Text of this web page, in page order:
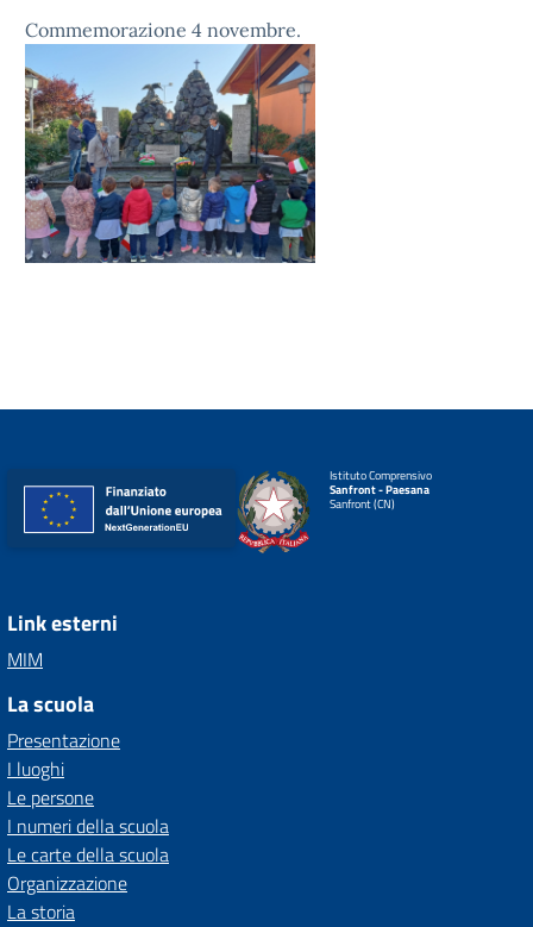
Commemorazione 4 novembre.
Istituto Comprensivo
Sanfront - Paesana
Sanfront (CN)
Link esterni
MIM
La scuola
Presentazione
I luoghi
Le persone
I numeri della scuola
Le carte della scuola
Organizzazione
La storia